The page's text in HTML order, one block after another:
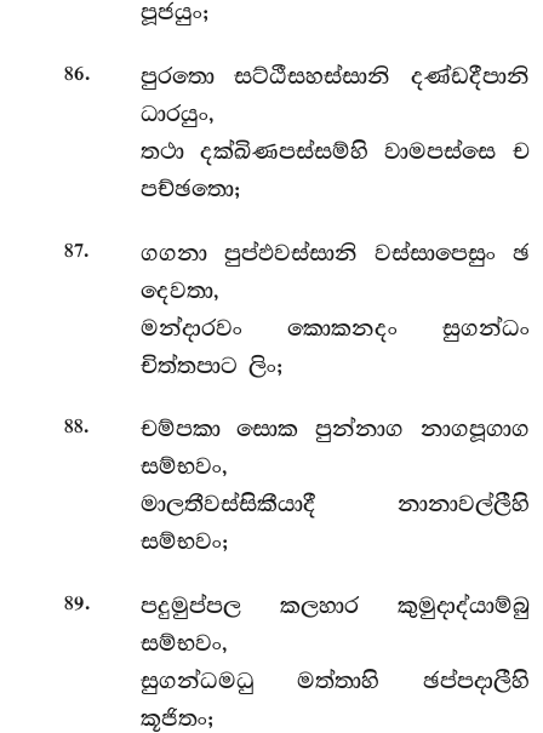
පූජයුං;
86.
පුරතො සට්ඨීසහස්සානි දණ්ඩදීපානි
ධාරයුං,
තථා දක්ඛිණපස්සම්හි වාමපස්සෙ ච
පච්ඡතො;
87.
ගගනා පුප්ඵවස්සානි වස්සාපෙසුං ඡ
දෙවතා,
මන්දාරවං කොකනදං සුගන්ධං
චිත්තපාට ලිං;
88.
චම්පකා සොක පුන්නාග නාගපූගාග
සම්භවං,
මාලතීවස්සිකීයාදී නානාවල්ලීහි
සම්භවං;
89.
පදුමුප්පල කලහාර කුමුදාද්යාම්බු
සම්භවං,
සුගන්ධමධු මත්තාහි ඡප්පදාලීහි
කූජිතං;